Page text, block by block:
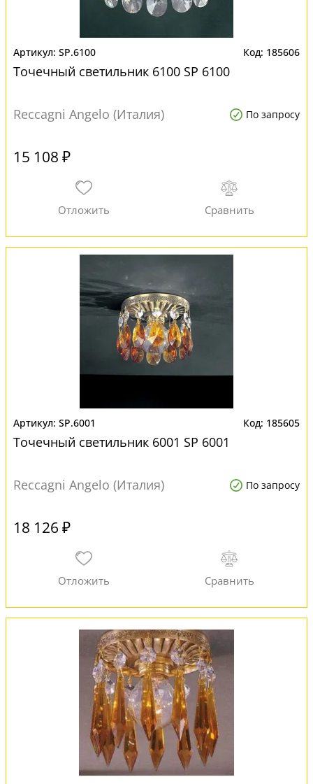
SP.6100 185606
Точечный светильник 6100 SP 6100
Reccagni Angelo (Италия) По запросу
15 108 ₽
SP.6001 185605
Точечный светильник 6001 SP 6001
Reccagni Angelo (Италия) По запросу
18 126 ₽